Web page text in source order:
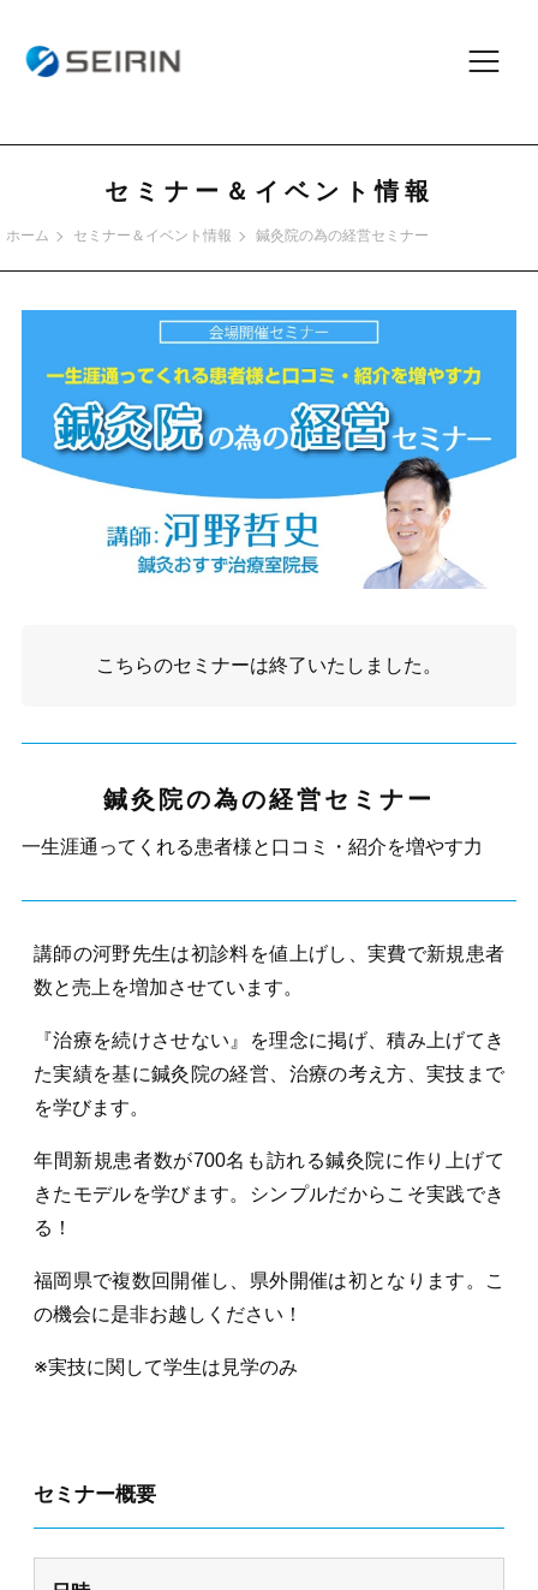
セミナー＆イベント情報
ホーム セミナー＆イベント情報 鍼灸院の為の経営セミナー
こちらのセミナーは終了いたしました。
鍼灸院の為の経営セミナー
一生涯通ってくれる患者様と口コミ・紹介を増やす力
講師の河野先生は初診料を値上げし、実費で新規患者
数と売上を増加させています。
『治療を続けさせない』を理念に掲げ、積み上げてき
た実績を基に鍼灸院の経営、治療の考え方、実技まで
を学びます。
年間新規患者数が700名も訪れる鍼灸院に作り上げて
きたモデルを学びます。シンプルだからこそ実践でき
る！
福岡県で複数回開催し、県外開催は初となります。こ
の機会に是非お越しください！
※実技に関して学生は見学のみ
セミナー概要